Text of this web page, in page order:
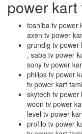
power kart
toshiba tv power
axen tv power
grundig tv power
, saba tv power
sony tv power
philips tv power
tv power kart
skytech tv power
woon tv power
level tv power
profilo tv power